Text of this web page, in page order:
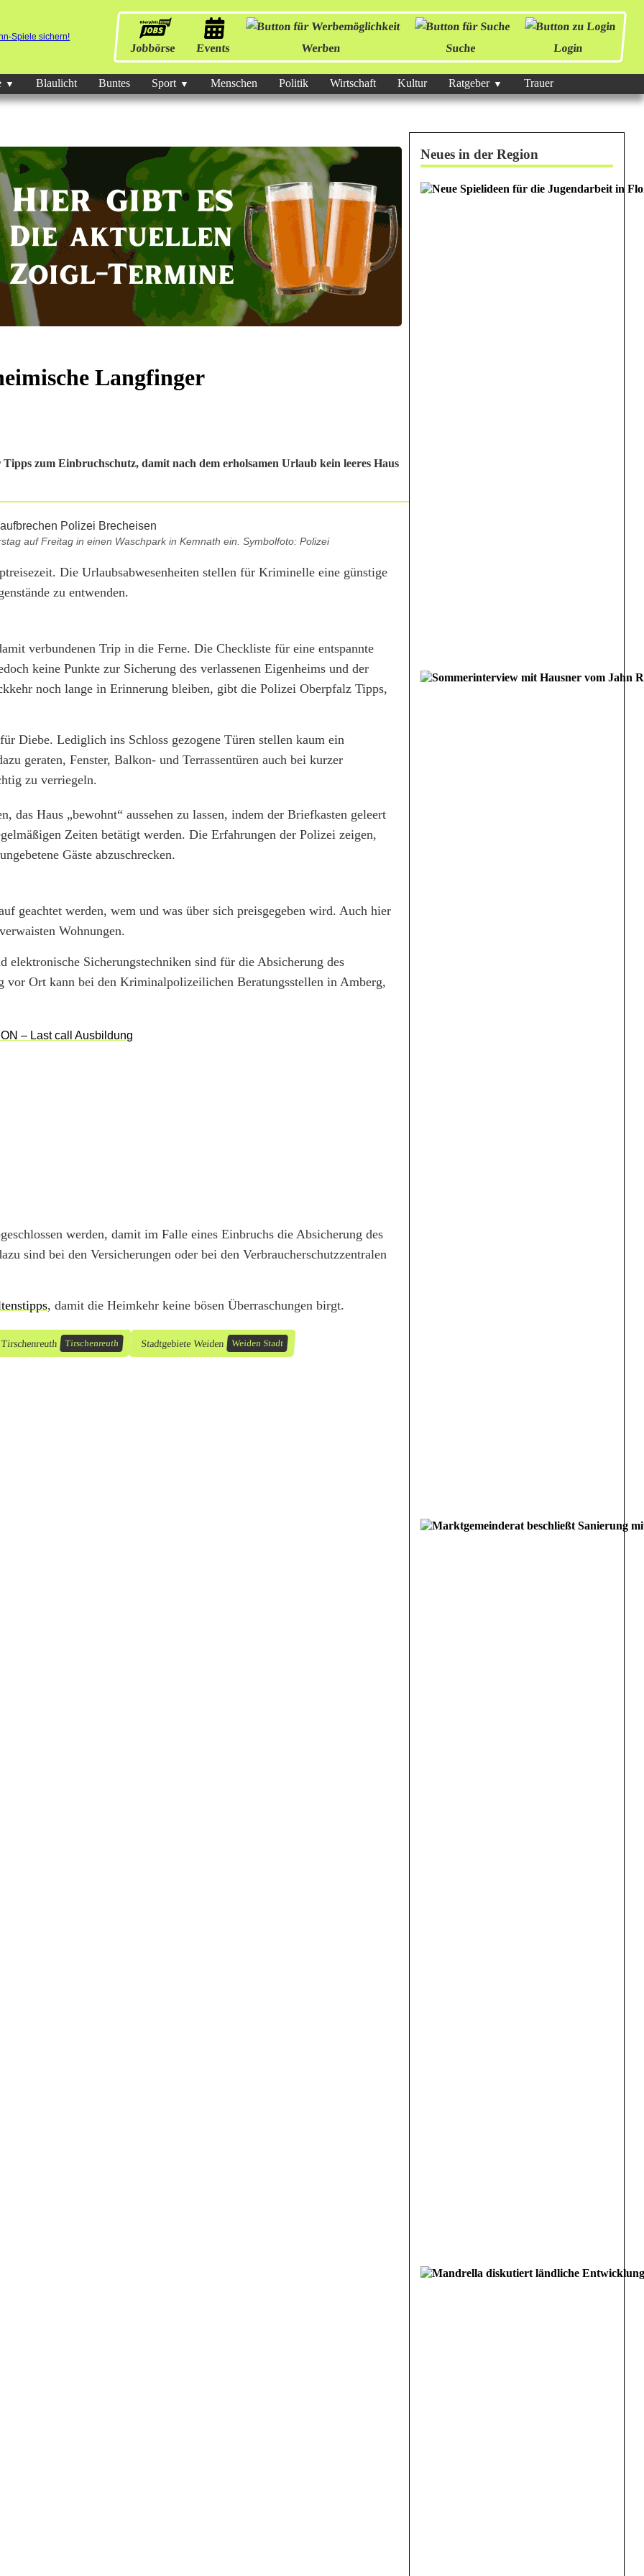
Jobbörse Events Werben Suche Login
Blaulicht Buntes Sport Menschen Politik Wirtschaft Kultur Ratgeber Trauer
Langfinger
zum Einbruchschutz, damit nach dem erholsamen Urlaub kein leeres Haus
auf Freitag in einen Waschpark in Kemnath ein. Symbolfoto: Polizei
Die Urlaubsabwesenheiten stellen für Kriminelle eine günstige
zu entwenden.
verbundenen Trip in die Ferne. Die Checkliste für eine entspannte
keine Punkte zur Sicherung des verlassenen Eigenheims und der
noch lange in Erinnerung bleiben, gibt die Polizei Oberpfalz Tipps,
Diebe. Lediglich ins Schloss gezogene Türen stellen kaum ein
geraten, Fenster, Balkon- und Terrassentüren auch bei kurzer
zu verriegeln.
das Haus „bewohnt“ aussehen zu lassen, indem der Briefkasten geleert
Zeiten betätigt werden. Die Erfahrungen der Polizei zeigen,
Gäste abzuschrecken.
geachtet werden, wem und was über sich preisgegeben wird. Auch hier
Wohnungen.
Sicherungstechniken sind für die Absicherung des
vor Ort kann bei den Kriminalpolizeilichen Beratungsstellen in Amberg,
werden, damit im Falle eines Einbruchs die Absicherung des
sind bei den Versicherungen oder bei den Verbraucherschutzzentralen
, damit die Heimkehr keine bösen Überraschungen birgt.
Tirschenreuth Stadtgebiete Weiden Weiden Stadt
Neues in der Region